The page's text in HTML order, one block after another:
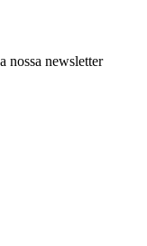
nossa newsletter